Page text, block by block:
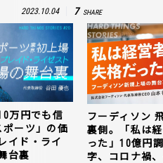
2023.10.04 7 SHARE
万円でも信
ーツ」の価
イド・ライ
台裏
フーディソン
裏側。「私は
った」10億円
字、コロナ禍